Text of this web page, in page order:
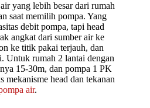
yang lebih besar dari rumah
saat memilih pompa. Yang
debit pompa, tapi head
angkat dari sumber air ke
ke titik pakai terjauh, dan
Untuk rumah 2 lantai dengan
15-30m, dan pompa 1 PK
head dan tekanan
air.